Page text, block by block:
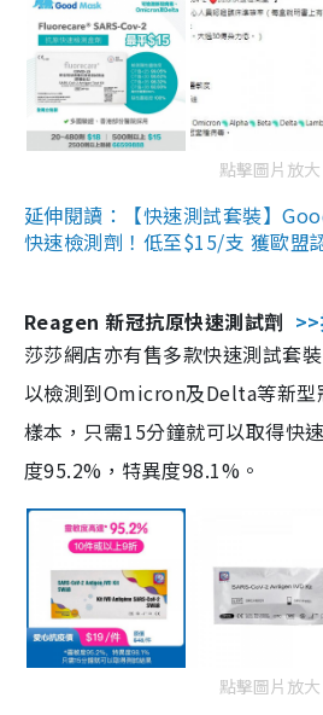
點擊圖片放大
延伸閱讀：【快速測試套裝】
快速檢測劑！低至$15/支 獲歐盟
Reagen 新冠抗原快速測試劑
莎莎網店亦有售多款快速測試套
以檢測到Omicron及Delta等新型
樣本，只需15分鐘就可以取得快
度95.2%，特異度98.1%。
點擊圖片放大